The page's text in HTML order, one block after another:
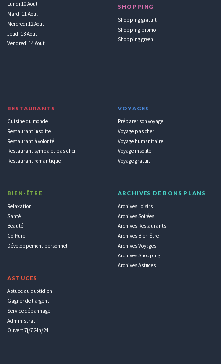
Lundi 10 Aout
Mardi 11 Aout
Mercredi 12 Aout
Jeudi 13 Aout
Vendredi 14 Aout
SHOPPING
Shopping gratuit
Shopping promo
Shopping green
RESTAURANTS
Cuisine du monde
Restaurant insolite
Restaurant à volonté
Restaurant sympa et pas cher
Restaurant romantique
BIEN-ÊTRE
Relaxation
Santé
Beauté
Coiffure
Développement personnel
ASTUCES
Astuce au quotidien
Gagner de l'argent
Service dépannage
Administratif
Ouvert 7j/7 24h/24
VOYAGES
Préparer son voyage
Voyage pas cher
Voyage humanitaire
Voyage insolite
Voyage gratuit
ARCHIVES DE BONS PLANS
Archives Loisirs
Archives Soirées
Archives Restaurants
Archives Bien-Être
Archives Voyages
Archives Shopping
Archives Astuces